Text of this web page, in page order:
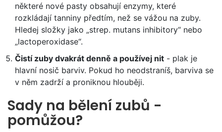
některé nové pasty obsahují enzymy, které
rozkládají tanniny předtím, než se vážou na zuby.
Hledej složky jako „strep. mutans inhibitory“ nebo
„lactoperoxidase“.
Čistí zuby dvakrát denně a používej nit - plak je
hlavní nosič barviv. Pokud ho neodstraníš, barviva se
v něm zadrží a proniknou hlouběji.
Sady na bělení zubů -
pomůžou?